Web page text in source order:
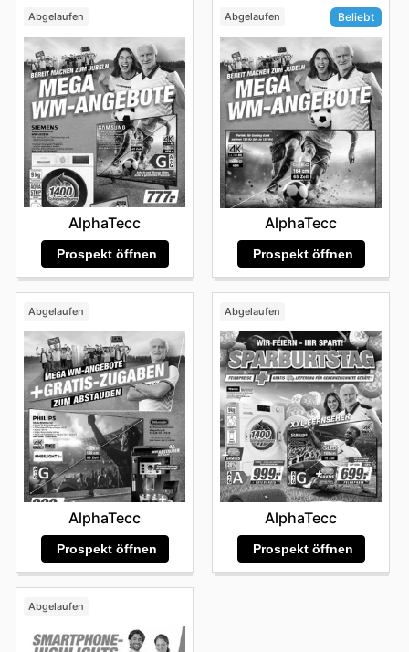
Abgelaufen
AlphaTecc
Prospekt öffnen
Abgelaufen Beliebt
AlphaTecc
Prospekt öffnen
Abgelaufen
AlphaTecc
Prospekt öffnen
Abgelaufen
AlphaTecc
Prospekt öffnen
Abgelaufen